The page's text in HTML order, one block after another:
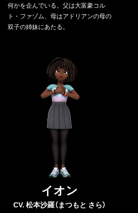
何かを企んでいる。父は大富豪コル
ト・ファゾム、母はアドリアンの母の
双子の姉妹にあたる。
イオン
CV. 松本沙羅（まつもと さら）